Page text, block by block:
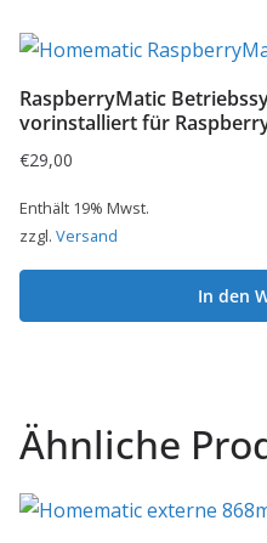
RaspberryMatic
vorinstalliert für
€29,00
Enthält 19% Mwst.
zzgl. Versand
In den
Ähnliche